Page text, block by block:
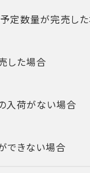
定数量が完売し
した場合
入荷がない場合
できない場合